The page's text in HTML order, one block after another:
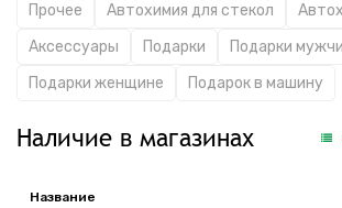
Прочее Автохимия для стекол
Аксессуары
Подарки
Подарки
Подарки женщине
Подарок в машину
Наличие в магазинах
Название